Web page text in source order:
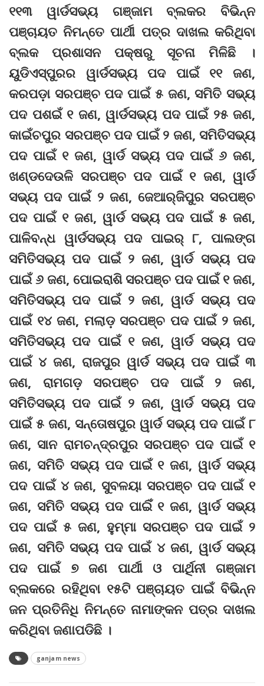
୧୧୩ ୱାର୍ଡସଭ୍ୟ ଗଞ୍ଜାମ ବ୍ଲକର ବିଭିନ୍ନ
ପଞ୍ଚାୟତ ନିମନ୍ତେ ପାର୍ଥୀ ପତ୍ର ଦାଖଲ କରିଥିବା
ବ୍ଲକ ପ୍ରଶାସନ ପକ୍ଷରୁ ସୂଚନା ମିଳିଛି ।
ୟୁଡିଏସ୍‌ପୁରର ୱାର୍ଡସଭ୍ୟ ପଦ ପାଇଁ ୧୧ ଜଣ,
କରପଡ଼ା ସରପଞ୍ଚ ପଦ ପାଇଁ ୫ ଜଣ, ସମିତି ସଭ୍ୟ
ପଦ ପଶଇଁ ୧ ଜଣ, ୱାର୍ଡସଭ୍ୟ ପଦ ପାଇଁ ୨୫ ଜଣ,
କାଇଁଚପୁର ସରପଞ୍ଚ ପଦ ପାଇଁ ୨ ଜଣ, ସମିତିସଭ୍ୟ
ପଦ ପାଇଁ ୧ ଜଣ, ୱାର୍ଡ ସଭ୍ୟ ପଦ ପାଇଁ ୬ ଜଣ,
ଖଣ୍ଡଦେଉଳି ସରପଞ୍ଚ ପଦ ପାଇଁ ୧ ଜଣ, ୱାର୍ଡ
ସଭ୍ୟ ପଦ ପାଇଁ ୨ ଜଣ, ଜେଆର୍‌ଜିପୁର ସରପଞ୍ଚ
ପଦ ପାଇଁ ୧ ଜଣ, ୱାର୍ଡ ସଭ୍ୟ ପଦ ପାଇଁ ୫ ଜଣ,
ପାଳିବନ୍ଧ ୱାର୍ଡସଭ୍ୟ ପଦ ପାଇର୍ ୮, ପାଲଙ୍ଗ
ସମିତିସଭ୍ୟ ପଦ ପାଇଁ ୨ ଜଣ, ୱାର୍ଡ ସଭ୍ୟ ପଦ
ପାଇଁ ୬ ଜଣ, ପୋଇରାଶି ସରପଞ୍ଚ ପଦ ପାଇଁ ୧ ଜଣ,
ସମିତିସଭ୍ୟ ପଦ ପାଇଁ ୨ ଜଣ, ୱାର୍ଡ ସଭ୍ୟ ପଦ
ପାଇଁ ୧୪ ଜଣ, ମଲାଡ଼ ସରପଞ୍ଚ ପଦ ପାଇଁ ୨ ଜଣ,
ସମିତିସଭ୍ୟ ପଦ ପାଇଁ ୧ ଜଣ, ୱାର୍ଡ ସଭ୍ୟ ପଦ
ପାଇଁ ୪ ଜଣ, ରାଜପୁର ୱାର୍ଡ ସଭ୍ୟ ପଦ ପାଇଁ ୩
ଜଣ, ରାମଗଡ଼ ସରପଞ୍ଚ ପଦ ପାଇଁ ୨ ଜଣ,
ସମିତିସଭ୍ୟ ପଦ ପାଇଁ ୨ ଜଣ, ୱାର୍ଡ ସଭ୍ୟ ପଦ
ପାଇଁ ୫ ଜଣ, ସନ୍ତୋଷପୁର ୱାର୍ଡ ସଭ୍ୟ ପଦ ପାଇଁ ୮
ଜଣ, ସାନ ରାମଚନ୍ଦ୍ରପୁର ସରପଞ୍ଚ ପଦ ପାଇଁ ୧
ଜଣ, ସମିତି ସଭ୍ୟ ପଦ ପାଇଁ ୧ ଜଣ, ୱାର୍ଡ ସଭ୍ୟ
ପଦ ପାଇଁ ୪ ଜଣ, ସୁବଳୟା ସରପଞ୍ଚ ପଦ ପାଇଁ ୧
ଜଣ, ସମିତି ସଭ୍ୟ ପଦ ପାଇିଁ ୧ ଜଣ, ୱାର୍ଡ ସଭ୍ୟ
ପଦ ପାଇଁ ୫ ଜଣ, ହୁମ୍ମା ସରପଞ୍ଚ ପଦ ପାଇଁ ୨
ଜଣ, ସମିତି ସଭ୍ୟ ପଦ ପାଇଁ ୪ ଜଣ, ୱାର୍ଡ ସଭ୍ୟ
ପଦ ପାଇଁ ୭ ଜଣ ପାର୍ଥୀ ଓ ପାର୍ଥିନୀ ଗଞ୍ଜାମ
ବ୍ଲକରେ ରହିଥିବା ୧୫ଟି ପଞ୍ଚାୟତ ପାଇଁ ବିଭିନ୍ନ
ଜନ ପ୍ରତିନିଧି ନିମନ୍ତେ ନାମାଙ୍କନ ପତ୍ର ଦାଖଲ
କରିଥିବା ଜଣାପଡିଛି ।
ganjam news